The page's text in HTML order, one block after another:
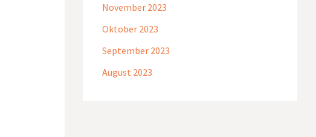
November 2023
Oktober 2023
September 2023
August 2023